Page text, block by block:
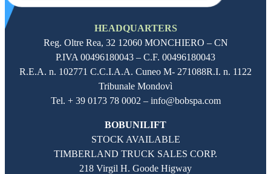
HEADQUARTERS
Reg. Oltre Rea, 32 12060 MONCHIERO – CN
P.IVA 00496180043 – C.F. 00496180043
R.E.A. n. 102771 C.C.I.A.A. Cuneo M- 271088R.I. n. 1122
Tribunale Mondovì
Tel. + 39 0173 78 0002 – info@bobspa.com
BOBUNILIFT
STOCK AVAILABLE
TIMBERLAND TRUCK SALES CORP.
218 Virgil H. Goode Higway